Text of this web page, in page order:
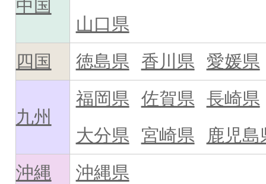
中国
山口県
四国
徳島県 香川県 愛媛県
九州
福岡県 佐賀県
長崎県
大分県
宮崎県
鹿児島
沖縄
沖縄県